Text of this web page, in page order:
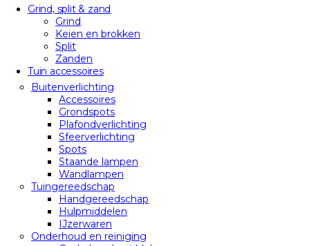
Grind, split & zand
Grind
Keien en brokken
Split
Zanden
Tuin accessoires
Buitenverlichting
Accessoires
Grondspots
Plafondverlichting
Sfeerverlichting
Spots
Staande lampen
Wandlampen
Tuingereedschap
Handgereedschap
Hulpmiddelen
IJzerwaren
Onderhoud en reiniging